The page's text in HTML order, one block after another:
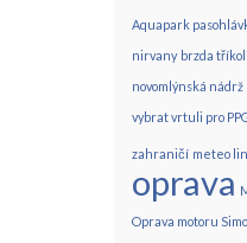
Aquapark
nirvany brzda
novomlýnská nádrž
vybrat vrtuli pro
zahraničí meteo
oprava
Oprava motoru